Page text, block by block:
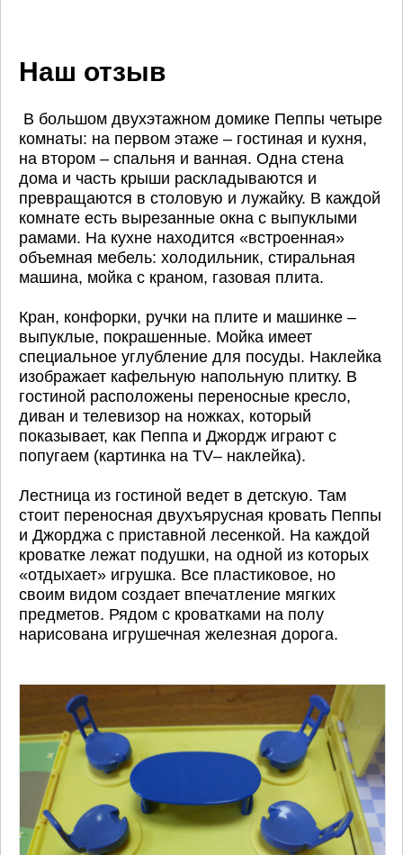
Наш отзыв
В большом двухэтажном домике Пеппы четыре
комнаты: на первом этаже – гостиная и кухня,
на втором – спальня и ванная. Одна стена
дома и часть крыши раскладываются и
превращаются в столовую и лужайку. В каждой
комнате есть вырезанные окна с выпуклыми
рамами. На кухне находится «встроенная»
объемная мебель: холодильник, стиральная
машина, мойка с краном, газовая плита.
Кран, конфорки, ручки на плите и машинке –
выпуклые, покрашенные. Мойка имеет
специальное углубление для посуды. Наклейка
изображает кафельную напольную плитку. В
гостиной расположены переносные кресло,
диван и телевизор на ножках, который
показывает, как Пеппа и Джордж играют с
попугаем (картинка на TV– наклейка).
Лестница из гостиной ведет в детскую. Там
стоит переносная двухъярусная кровать Пеппы
и Джорджа с приставной лесенкой. На каждой
кроватке лежат подушки, на одной из которых
«отдыхает» игрушка. Все пластиковое, но
своим видом создает впечатление мягких
предметов. Рядом с кроватками на полу
нарисована игрушечная железная дорога.